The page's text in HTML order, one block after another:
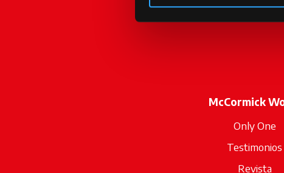
McCormick
Only One
Testimonios
Revista